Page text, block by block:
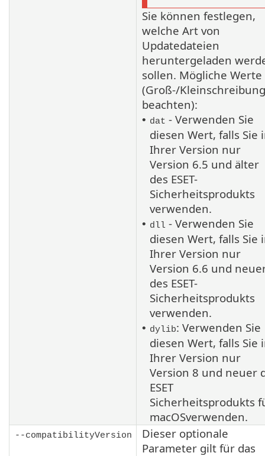
Sie können festlegen,
welche Art von
Updatedateien
heruntergeladen
sollen. Mögliche Werte
(Groß-/Kleinschreibung
beachten):
• dat - Verwenden Sie
diesen Wert, falls Sie
Ihrer Version nur
Version 6.5 und älter
des ESET-
Sicherheitsprodukts
verwenden.
• dll - Verwenden Sie
diesen Wert, falls Sie
Ihrer Version nur
Version 6.6 und
des ESET-
Sicherheitsprodukts
verwenden.
• dylib: Verwenden Sie
diesen Wert, falls Sie
Ihrer Version nur
Version 8 und neuer
ESET
Sicherheitsprodukts
macOSverwenden.
--compatibilityVersion
Dieser optionale
Parameter gilt für das